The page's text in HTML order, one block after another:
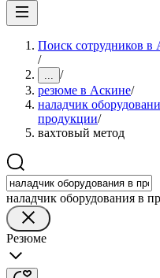
Поиск сотрудников в
/
... /
резюме в Аскине/
наладчик
продукции/
вахтовый метод
наладчик оборудования в
Резюме